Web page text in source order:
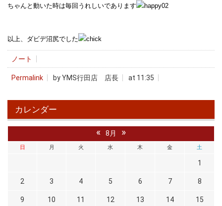
ちゃんと動いた時は毎回うれしいであります
以上、ダビデ沼尻でした
ノート
Permalink by YMS行田店 店長 at 11:35
カレンダー
« 8月 »
日 月 火 水 木 金 土
1
2 3 4 5 6 7 8
9 10 11 12 13 14 15